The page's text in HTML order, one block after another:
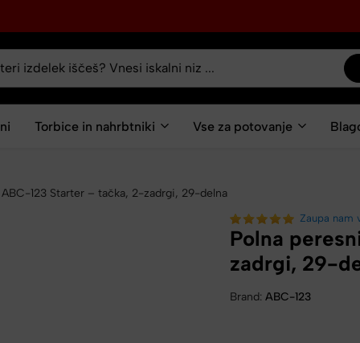
Torbice in nahrbtniki Vse za potovanje
123 Starter – tačka, 2-zadrgi, 29-delna
Zaupa
Polna
zadrgi, 29-
Brand:ABC-123